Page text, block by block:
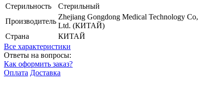
Стерильность
Стерильный
Производитель
Zhejiang Gongdong Medical Technology Co,
Ltd. (КИТАЙ)
Страна
КИТАЙ
Все характеристики
Ответы на вопросы:
Как оформить заказ?
Оплата Доставка